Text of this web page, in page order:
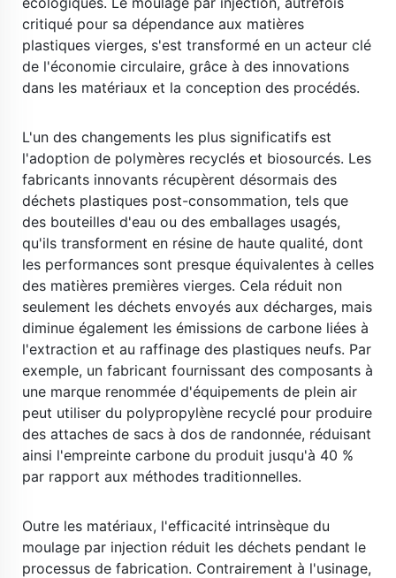
critiqué pour sa dépendance aux matières
plastiques vierges, s'est transformé en un acteur clé
de l'économie circulaire, grâce à des innovations
dans les matériaux et la conception des procédés.
L'un des changements les plus significatifs est
l'adoption de polymères recyclés et biosourcés. Les
fabricants innovants récupèrent désormais des
déchets plastiques post-consommation, tels que
des bouteilles d'eau ou des emballages usagés,
qu'ils transforment en résine de haute qualité, dont
les performances sont presque équivalentes à celles
des matières premières vierges. Cela réduit non
seulement les déchets envoyés aux décharges, mais
diminue également les émissions de carbone liées à
l'extraction et au raffinage des plastiques neufs. Par
exemple, un fabricant fournissant des composants à
une marque renommée d'équipements de plein air
peut utiliser du polypropylène recyclé pour produire
des attaches de sacs à dos de randonnée, réduisant
ainsi l'empreinte carbone du produit jusqu'à 40 %
par rapport aux méthodes traditionnelles.
Outre les matériaux, l'efficacité intrinsèque du
moulage par injection réduit les déchets pendant le
processus de fabrication. Contrairement à l'usinage,